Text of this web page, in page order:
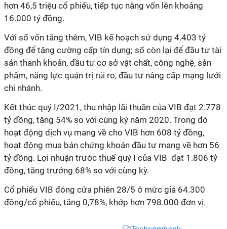
hơn 46,5 triệu cổ phiếu, tiếp tục nâng vốn lên khoảng
16.000 tỷ đồng.
Với số vốn tăng thêm, VIB kế hoạch sử dụng 4.403 tỷ
đồng để tăng cường cấp tín dụng; số còn lại để đầu tư tài
sản thanh khoản, đầu tư cơ sở vật chất, công nghệ, sản
phẩm, năng lực quản trị rủi ro, đầu tư nâng cấp mạng lưới
chi nhánh.
Kết thúc quý I/2021, thu nhập lãi thuần của VIB đạt 2.778
tỷ đồng, tăng 54% so với cùng kỳ năm 2020. Trong đó
hoạt động dịch vụ mang về cho VIB hơn 608 tỷ đồng,
hoạt động mua bán chứng khoán đầu tư mang về hơn 56
tỷ đồng. Lợi nhuận trước thuế quý I của VIB đạt 1.806 tỷ
đồng, tăng trưởng 68% so với cùng kỳ.
Cổ phiếu VIB đóng cửa phiên 28/5 ở mức giá 64.300
đồng/cổ phiếu, tăng 0,78%, khớp hơn 798.000 đơn vị.